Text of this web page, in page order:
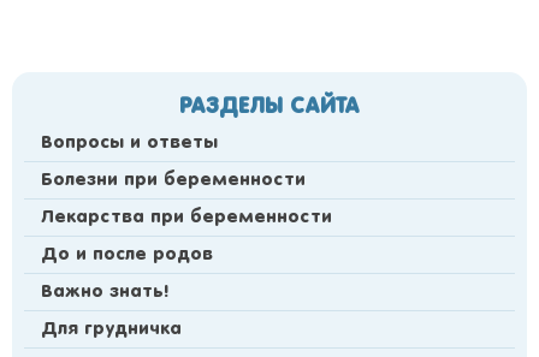
РАЗДЕЛЫ САЙТА
Вопросы и ответы
Болезни при беременности
Лекарства при беременности
До и после родов
Важно знать!
Для грудничка